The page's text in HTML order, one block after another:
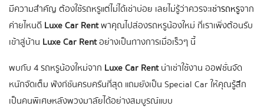
มีความสำคัญ ต้องใช้รถหรูแต่ไม่ได้เช่าบ่อย เลยไม่รู้ว่าควรจะเช่ารถหรูจาก
ค่ายไหนดี Luxe Car Rentพาคุณไปส่องรถหรูน้องใหม่ ที่เราเพิ่งต้อนรับ
เข้าสู่บ้าน Luxe Car Rentอย่างเป็นทางการเมื่อเร็วๆ นี้
พบกับ 4 รถหรูน้องใหม่จาก Luxe Car Rentน่าเช่าใช้งาน ออฟชั่นจัด
หนักจัดเต็ม ฟังก์ชันครบครันที่สุด แถมยังเป็น Special Car ให้คุณรู้สึก
เป็นคนพิเศษหลังพวงมาลัยได้อย่างสมบูรณ์แบบ